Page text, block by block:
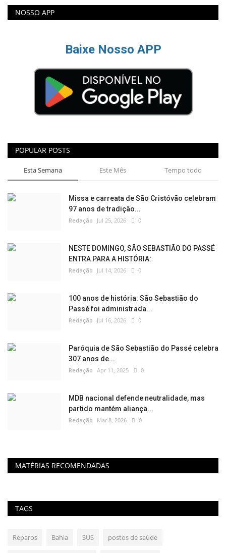
NOSSO APP
Baixe Nosso APP
POPULAR POSTS
Esta Semana Este Mês Tempo todo
Missa e carreata de São Cristóvão celebram
97 anos de tradição...
Redação Jul 25, 2026 0
NESTE DOMINGO, SÃO SEBASTIÃO DO PASSÉ
ENTRA PARA A HISTÓRIA:
Redação Jul 14, 2026 0
100 anos de história: São Sebastião do
Passé foi administrada...
Redação Jul 16, 2026 0
Paróquia de São Sebastião do Passé celebra
307 anos de...
Redação Apr 11, 2025 0
MDB nacional defende neutralidade, mas
partido mantém aliança...
Redação Mar 8, 2026 0
MATÉRIAS RECOMENDADAS
TAGS
Reparos Bahia SUS postos de saúde